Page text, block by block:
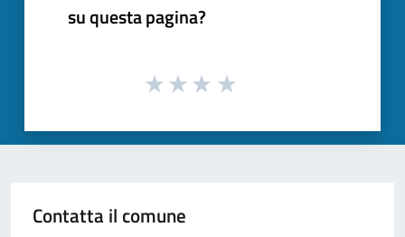
su questa pagina?
Contatta il comune